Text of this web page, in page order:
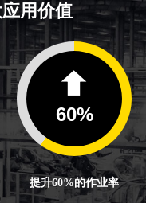
用价值
60%
提升60%的作业率